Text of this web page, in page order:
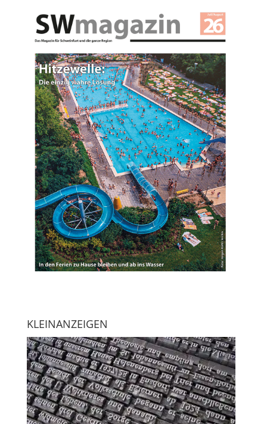
KLEINANZEIGEN